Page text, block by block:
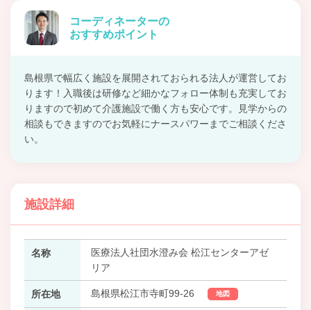
コーディネーターの
おすすめポイント
島根県で幅広く施設を展開されておられる法人が運営してお
ります！入職後は研修など細かなフォロー体制も充実してお
りますので初めて介護施設で働く方も安心です。見学からの
相談もできますのでお気軽にナースパワーまでご相談くださ
い。
施設詳細
名称
医療法人社団水澄み会 松江センターアゼ
リア
所在地 島根県松江市寺町99-26 地図